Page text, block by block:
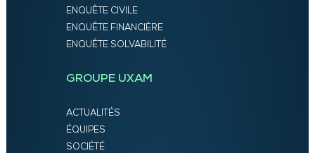
ENQUÊTE CIVILE
ENQUÊTE FINANCIÈRE
ENQUÊTE SOLVABILITÉ
GROUPE UXAM
ACTUALITÉS
ÉQUIPES
SOCIÉTÉ